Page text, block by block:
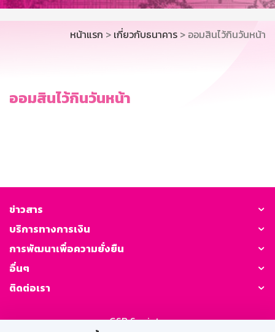
บริการออนไลน์
TH
EN
หน้าแรก > เกี่ยวกับธนาคาร > ออมสินไว้กินวันหน้า
ออมสินไว้กินวันหน้า
ข่าวสาร
บริการทางการเงิน
การพัฒนาเพื่อความยั่งยืน
อื่นๆ
ติดต่อเรา
GSB Society: